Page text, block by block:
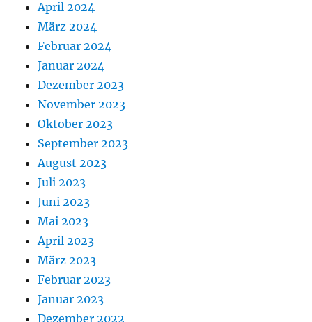
April 2024
März 2024
Februar 2024
Januar 2024
Dezember 2023
November 2023
Oktober 2023
September 2023
August 2023
Juli 2023
Juni 2023
Mai 2023
April 2023
März 2023
Februar 2023
Januar 2023
Dezember 2022